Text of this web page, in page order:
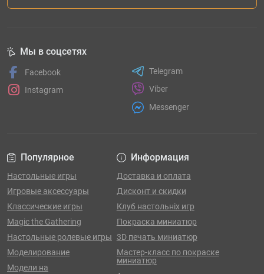
Популярное
Настольные игры
Игровые аксессуары
Классические игры
Magic the Gathering
Настольные ролевые игры
Моделирование
Модели на
Информация
Доставка и оплата
Дисконт и скидки
Клуб настольніх игр
Покраска миниатюр
3D печать миниатюр
Мастер-класс по покраске
миниатюр
Мы в соцсетях
Facebook
Instagram
Telegram
Viber
Messenger